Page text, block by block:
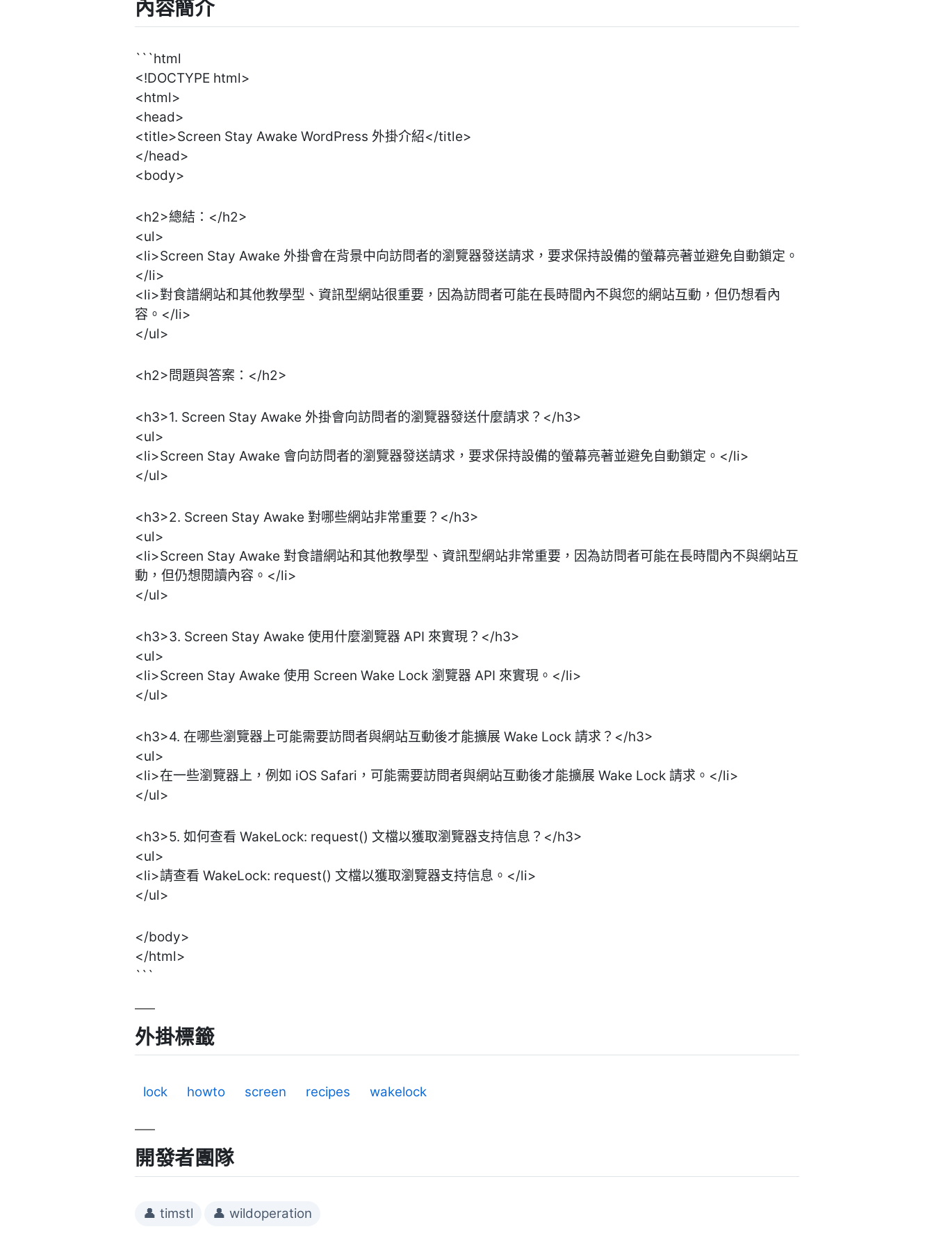
內容簡介
```html
<!DOCTYPE html>
<html>
<head>
<title>Screen Stay Awake WordPress 外掛介紹</title>
</head>
<body>
<h2>總結：</h2>
<ul>
<li>Screen Stay Awake 外掛會在背景中向訪問者的瀏覽器發送請求，要求保持設備的螢幕亮著並避免自動鎖定。
</li>
<li>對食譜網站和其他教學型、資訊型網站很重要，因為訪問者可能在長時間內不與您的網站互動，但仍想看內
容。</li>
</ul>
<h2>問題與答案：</h2>
<h3>1. Screen Stay Awake 外掛會向訪問者的瀏覽器發送什麼請求？</h3>
<ul>
<li>Screen Stay Awake 會向訪問者的瀏覽器發送請求，要求保持設備的螢幕亮著並避免自動鎖定。</li>
</ul>
<h3>2. Screen Stay Awake 對哪些網站非常重要？</h3>
<ul>
<li>Screen Stay Awake 對食譜網站和其他教學型、資訊型網站非常重要，因為訪問者可能在長時間內不與網站互
動，但仍想閱讀內容。</li>
</ul>
<h3>3. Screen Stay Awake 使用什麼瀏覽器 API 來實現？</h3>
<ul>
<li>Screen Stay Awake 使用 Screen Wake Lock 瀏覽器 API 來實現。</li>
</ul>
<h3>4. 在哪些瀏覽器上可能需要訪問者與網站互動後才能擴展 Wake Lock 請求？</h3>
<ul>
<li>在一些瀏覽器上，例如 iOS Safari，可能需要訪問者與網站互動後才能擴展 Wake Lock 請求。</li>
</ul>
<h3>5. 如何查看 WakeLock: request() 文檔以獲取瀏覽器支持信息？</h3>
<ul>
<li>請查看 WakeLock: request() 文檔以獲取瀏覽器支持信息。</li>
</ul>
</body>
</html>
```
外掛標籤
lock howto screen recipes wakelock
開發者團隊
👤 timstl 👤 wildoperation